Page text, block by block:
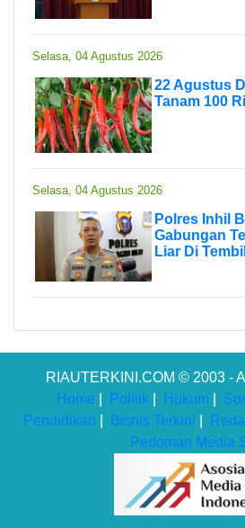
Selasa, 04 Agustus 2026
22 Agustus
Tanam 100
Selasa, 04 Agustus 2026
Polres Inhil
Gabungan
Liar Di
RIAUTERKINI.COM © 2003 -
Home
Politik Hukum
Pendidikan
Bisnis Terkini
Pedoman Media